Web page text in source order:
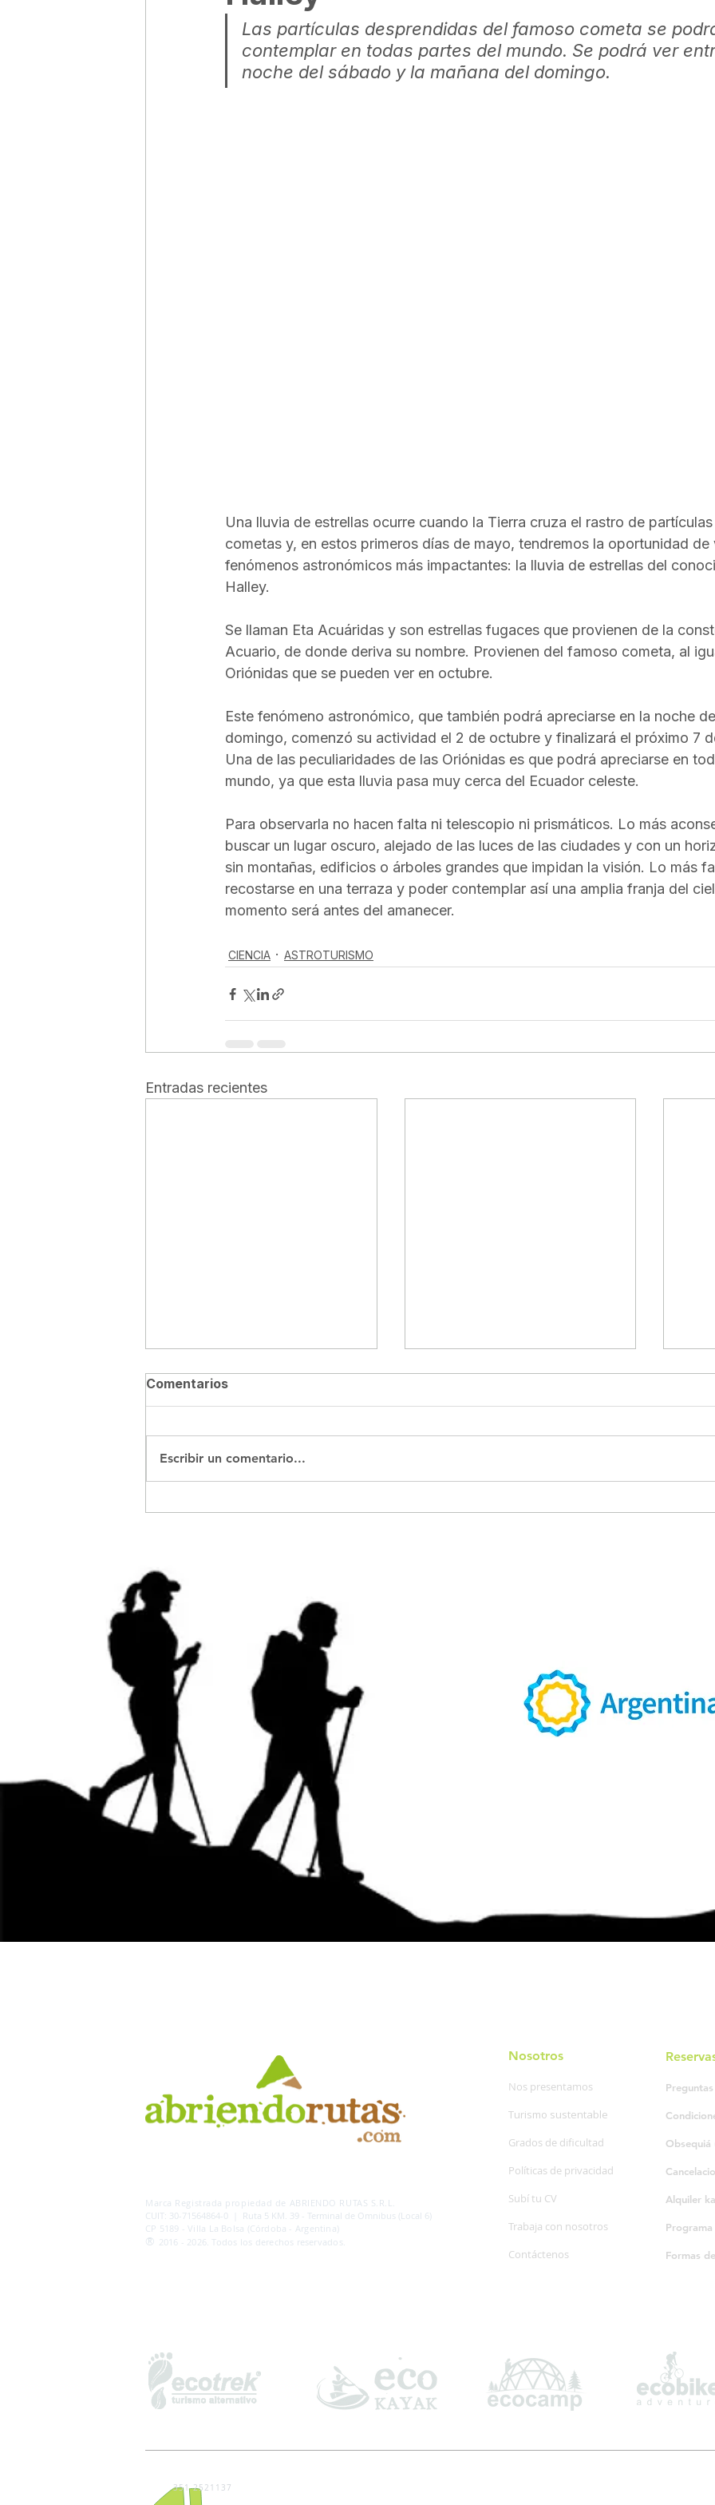
Las partículas desprendidas del famoso cometa se
contemplar en todas partes del mundo. Se podrá ver
noche del sábado y la mañana del domingo.
Una lluvia de estrellas ocurre cuando la Tierra cruza el rastro de
cometas y, en estos primeros días de mayo, tendremos la oportunidad de
fenómenos astronómicos más impactantes: la lluvia de estrellas del
Halley.
Se llaman Eta Acuáridas y son estrellas fugaces que provienen de la
Acuario, de donde deriva su nombre. Provienen del famoso cometa, al
Oriónidas que se pueden ver en octubre.
Este fenómeno astronómico, que también podrá apreciarse en la noche
domingo, comenzó su actividad el 2 de octubre y finalizará el próximo 7
Una de las peculiaridades de las Oriónidas es que podrá apreciarse en
mundo, ya que esta lluvia pasa muy cerca del Ecuador celeste.
Para observarla no hacen falta ni telescopio ni prismáticos. Lo más
buscar un lugar oscuro, alejado de las luces de las ciudades y con un
sin montañas, edificios o árboles grandes que impidan la visión. Lo más
recostarse en una terraza y poder contemplar así una amplia franja del
momento será antes del amanecer.
CIENCIA ASTROTURISMO
Entradas recientes
Comentarios
Escribir un comentario...
Marca Registrada propiedad de ABRIENDO RUTAS S.R.L.
CUIT: 30-71564864-0 | Ruta 5 KM. 39 - Terminal de Omnibus (Local 6)
CP 5189 - Villa La Bolsa (Córdoba - Argentina)
® 2016 - 2026. Todos los derechos reservados.
Nosotros
Nos presentamos
Turismo sustentable
Grados de dificultad
Políticas de privacidad
Subí tu CV
Trabaja con nosotros
Contáctenos
Obsequiá
Alquiler
Formas
351 2521137